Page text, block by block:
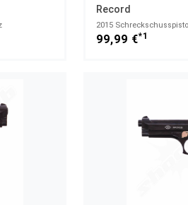
Record
99,99 €*1